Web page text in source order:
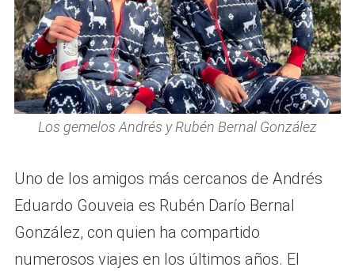
Los gemelos Andrés y Rubén Bernal González
Uno de los amigos más cercanos de Andrés
Eduardo Gouveia es Rubén Darío Bernal
González, con quien ha compartido
numerosos viajes en los últimos años. El